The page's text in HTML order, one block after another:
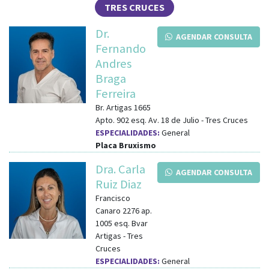
TRES CRUCES
AGENDAR CONSULTA
Dr.
Fernando
Andres
Braga
Ferreira
Br. Artigas 1665
Apto. 902esq. Av. 18 de Julio -Tres Cruces
ESPECIALIDADES: General
Placa Bruxismo
AGENDAR CONSULTA
Dra. Carla
Ruiz Diaz
Francisco
Canaro 2276 ap.
1005 esq. Bvar
Artigas -Tres
Cruces
ESPECIALIDADES: General